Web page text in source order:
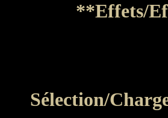
**Effets/
Sélection/